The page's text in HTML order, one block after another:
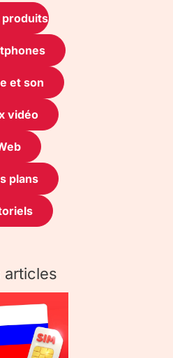
et son
vidéo
plans
articles